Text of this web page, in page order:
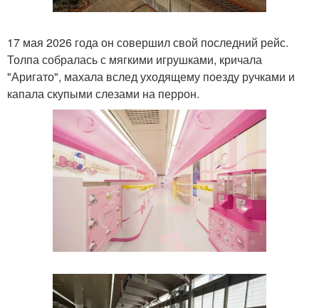
17 мая 2026 года он совершил свой последний рейс.
Толпа собралась с мягкими игрушками, кричала
"Аригато", махала вслед уходящему поезду ручками и
капала скупыми слезами на перрон.